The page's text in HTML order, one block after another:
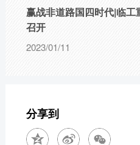
赢战非道路国四时代|临
召开
2023/01/11
分享到